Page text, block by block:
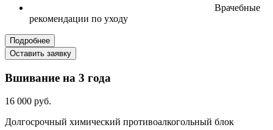
Врачебные
рекомендации по уходу
Подробнее
Оставить заявку
Вшивание на 3 года
16 000 руб.
Долгосрочный химический противоалкогольный блок